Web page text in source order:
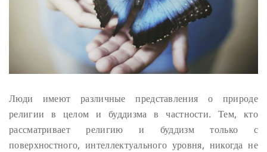
Люди имеют различные представления о природе
религии в целом и буддизма в частности. Тем, кто
рассматривает религию и буддизм только с
поверхностного, интеллектуального уровня, никогда не